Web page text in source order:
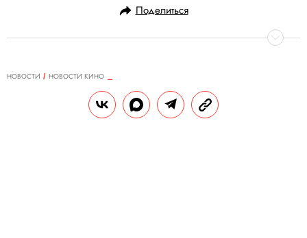
Поделиться
НОВОСТИ
НОВОСТИ КИНО
Умерла звезда «Зачарованных»